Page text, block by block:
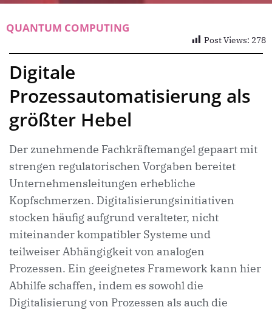
QUANTUM COMPUTING
Post Views: 278
Digitale
Prozessautomatisierung als
größter Hebel
Der zunehmende Fachkräftemangel gepaart mit
strengen regulatorischen Vorgaben bereitet
Unternehmensleitungen erhebliche
Kopfschmerzen. Digitalisierungsinitiativen
stocken häufig aufgrund veralteter, nicht
miteinander kompatibler Systeme und
teilweiser Abhängigkeit von analogen
Prozessen. Ein geeignetes Framework kann hier
Abhilfe schaffen, indem es sowohl die
Digitalisierung von Prozessen als auch die